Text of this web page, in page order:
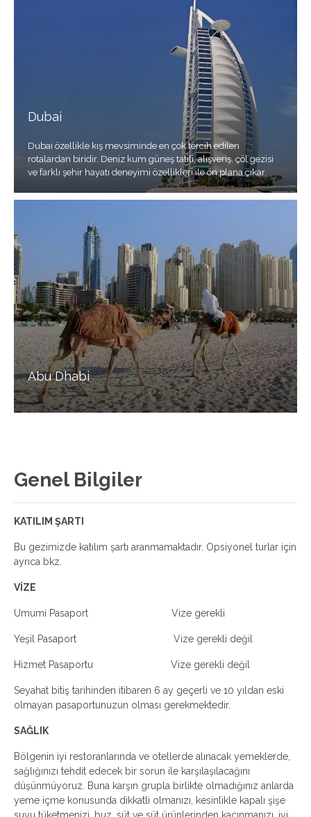
Dubai
Dubai özellikle kış mevsiminde en çok tercih edilen
rotalardan biridir. Deniz kum güneş tatili, alışveriş, çöl gezisi
ve farklı şehir hayatı deneyimi özellikleri ile ön plana çıkar.
Abu Dhabi
Genel Bilgiler
KATILIM ŞARTI
Bu gezimizde katılım şartı aranmamaktadır. Opsiyonel turlar için
ayrıca bkz.
VİZE
Umumi Pasaport Vize gerekli
Yeşil Pasaport Vize gerekli değil
Hizmet Pasaportu Vize gerekli değil
Seyahat bitiş tarihinden itibaren 6 ay geçerli ve 10 yıldan eski
olmayan pasaportunuzun olması gerekmektedir.
SAĞLIK
Bölgenin iyi restoranlarında ve otellerde alınacak yemeklerde,
sağlığınızı tehdit edecek bir sorun ile karşılaşılacağını
düşünmüyoruz. Buna karşın grupla birlikte olmadığınız anlarda
yeme içme konusunda dikkatli olmanızı, kesinlikle kapalı şişe